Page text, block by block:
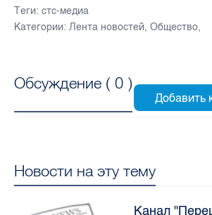
Теги: стс-медиа
Категории: Лента новостей, Общество,
Обсуждение ( 0 )
Новости на эту тему
Канал